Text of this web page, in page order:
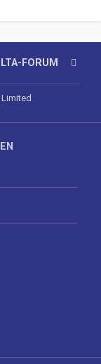
LTA-FORUM